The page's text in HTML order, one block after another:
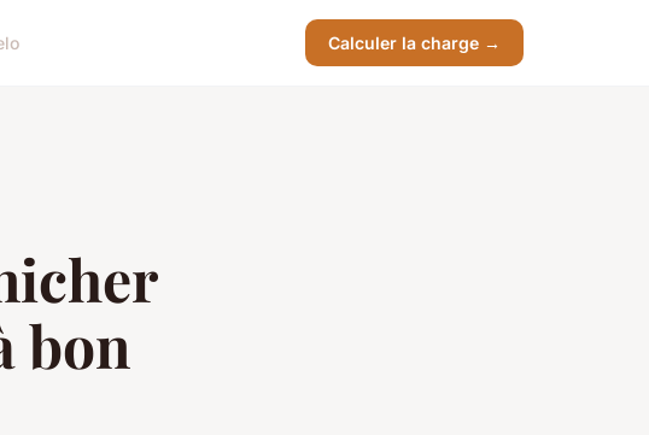
Calculer la charge →
bon